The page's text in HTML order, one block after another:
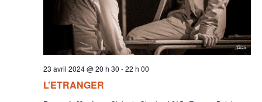
L’ETRANGER
23 avril 2024 @ 20 h 30 -22 h 00